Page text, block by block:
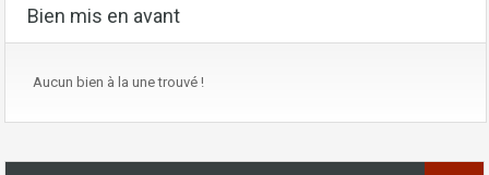
Bien mis en avant
Aucun bien à la une trouvé !